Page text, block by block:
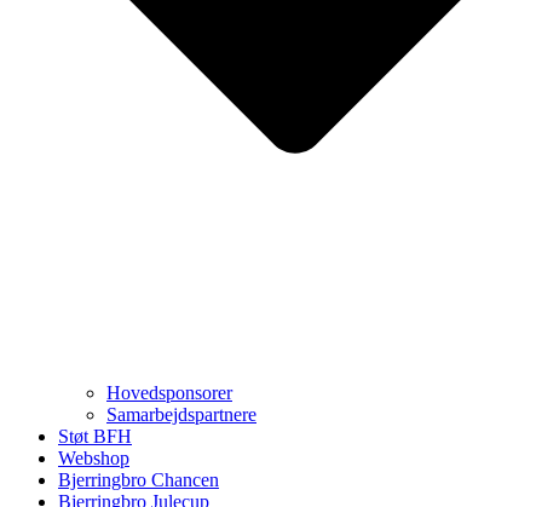
Hovedsponsorer
Samarbejdspartnere
Støt BFH
Webshop
Bjerringbro Chancen
Bjerringbro Julecup